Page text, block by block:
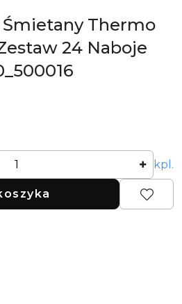
Thermo
24 Naboje
kpl.